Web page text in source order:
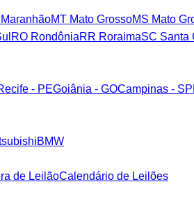
MT Mato GrossoMS Mato
RO RondôniaRR RoraimaSC Santa
- PEGoiânia - GOCampinas - SP
BMW
de LeilãoCalendário de Leilões